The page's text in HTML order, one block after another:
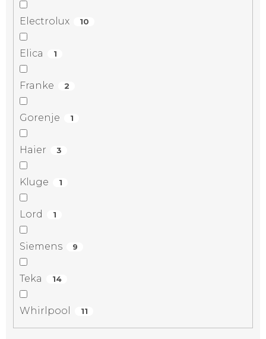
Electrolux 10
Elica 1
Franke 2
Gorenje 1
Haier 3
Kluge 1
Lord 1
Siemens 9
Teka 14
Whirlpool 11